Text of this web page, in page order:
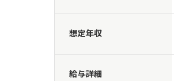
想定年収
給与詳細